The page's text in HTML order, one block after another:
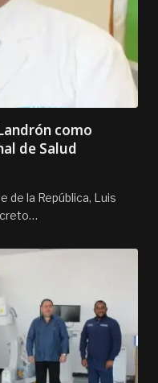
como
de Salud
de la República, Luis